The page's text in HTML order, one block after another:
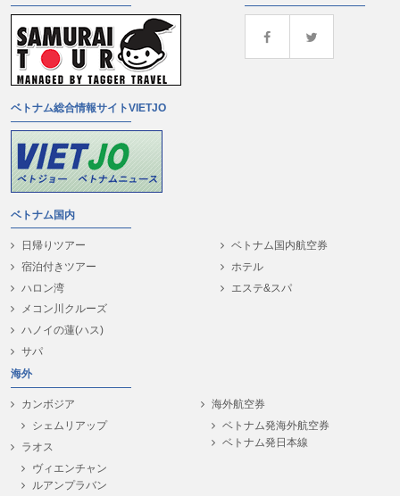
ベトナム総合情報サイトVIETJO
ベトナム国内
日帰りツアー
宿泊付きツアー
ハロン湾
メコン川クルーズ
ハノイの蓮(ハス)
サパ
ベトナム国内航空券
ホテル
エステ&スパ
海外
カンボジア
シェムリアップ
ラオス
ヴィエンチャン
ルアンプラバン
海外航空券
ベトナム発海外航空券
ベトナム発日本線